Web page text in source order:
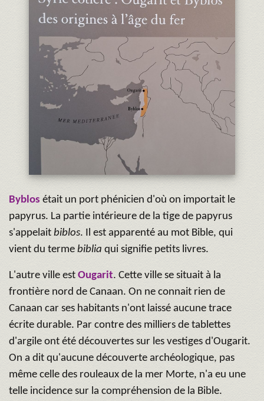
Byblos était un port phénicien d'où on importait le
papyrus. La partie intérieure de la tige de papyrus
s'appelait biblos. Il est apparenté au mot Bible, qui
vient du terme biblia qui signifie petits livres.
L'autre ville est Ougarit. Cette ville se situait à la
frontière nord de Canaan. On ne connait rien de
Canaan car ses habitants n'ont laissé aucune trace
écrite durable. Par contre des milliers de tablettes
d'argile ont été découvertes sur les vestiges d'Ougarit.
On a dit qu'aucune découverte archéologique, pas
même celle des rouleaux de la mer Morte, n'a eu une
telle incidence sur la compréhension de la Bible.